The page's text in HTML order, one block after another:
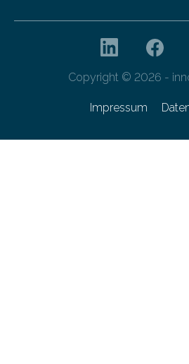
Copyright © 2026 -
Impressum